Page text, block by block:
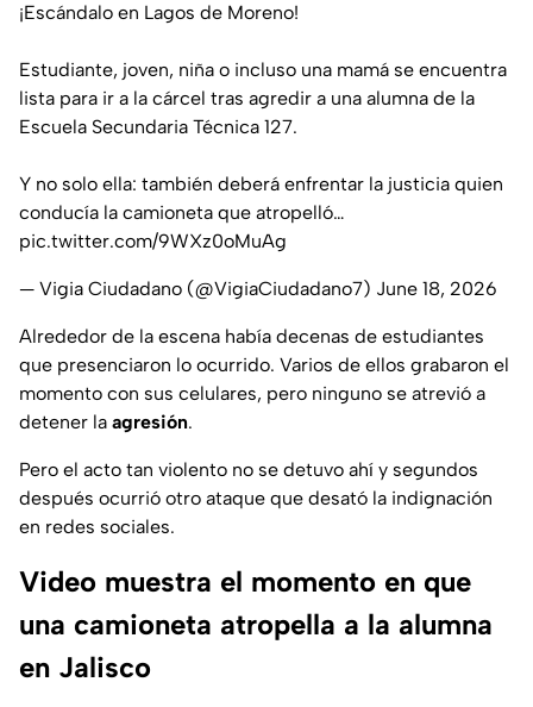
¡Escándalo en Lagos de Moreno!
Estudiante, joven, niña o incluso una mamá se encuentra
lista para ir a la cárcel tras agredir a una alumna de la
Escuela Secundaria Técnica 127.
Y no solo ella: también deberá enfrentar la justicia quien
conducía la camioneta que atropelló…
pic.twitter.com/9WXz0oMuAg
— Vigia Ciudadano (@VigiaCiudadano7) June 18, 2026
Alrededor de la escena había decenas de estudiantes
que presenciaron lo ocurrido. Varios de ellos grabaron el
momento con sus celulares, pero ninguno se atrevió a
detener la agresión.
Pero el acto tan violento no se detuvo ahí y segundos
después ocurrió otro ataque que desató la indignación
en redes sociales.
Video muestra el momento en que
una camioneta atropella a la alumna
en Jalisco